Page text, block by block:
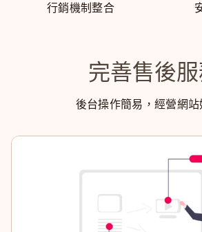
行銷機制整合
完善售後
後台操作簡易，經營網